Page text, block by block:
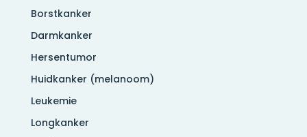
Borstkanker
Darmkanker
Hersentumor
Huidkanker (melanoom)
Leukemie
Longkanker